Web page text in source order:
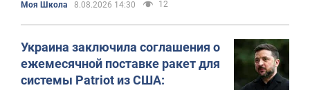
Моя Школа 8.08.2026 14:30 12
Украина заключила соглашения о
ежемесячной поставке ракет для
системы Patriot из США: